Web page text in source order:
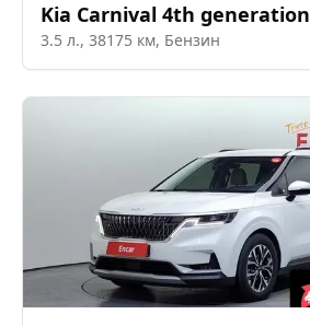
Kia Carnival 4th generation
3.5 л., 38175 км, Бензин